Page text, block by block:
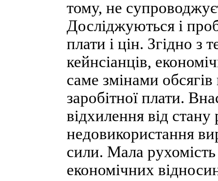
тому, не
Досліджуються і
плати і цін. Згідно з
кейнсіанців,
саме змінами
заробітної плати.
відхилення від стану
недовикористання
сили. Мала
економічних